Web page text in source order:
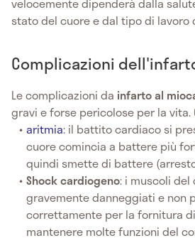
stato del cuore e dal tipo di lavoro
Complicazioni
Le complicazioni da infarto al
gravi e forse pericolose per la vita.
aritmia: il battito cardiaco si
cuore comincia a battere più
quindi smette di battere
Shock cardiogeno: i muscoli del
gravemente danneggiati e non
correttamente per la fornitura
mantenere molte funzioni del